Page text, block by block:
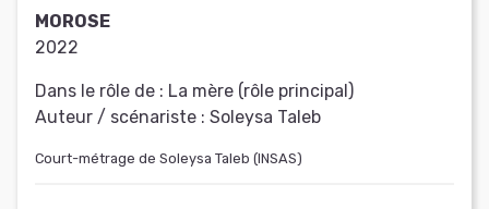
MOROSE
2022
Dans le rôle de : La mère (rôle principal)
Auteur / scénariste : Soleysa Taleb
Court-métrage de Soleysa Taleb (INSAS)